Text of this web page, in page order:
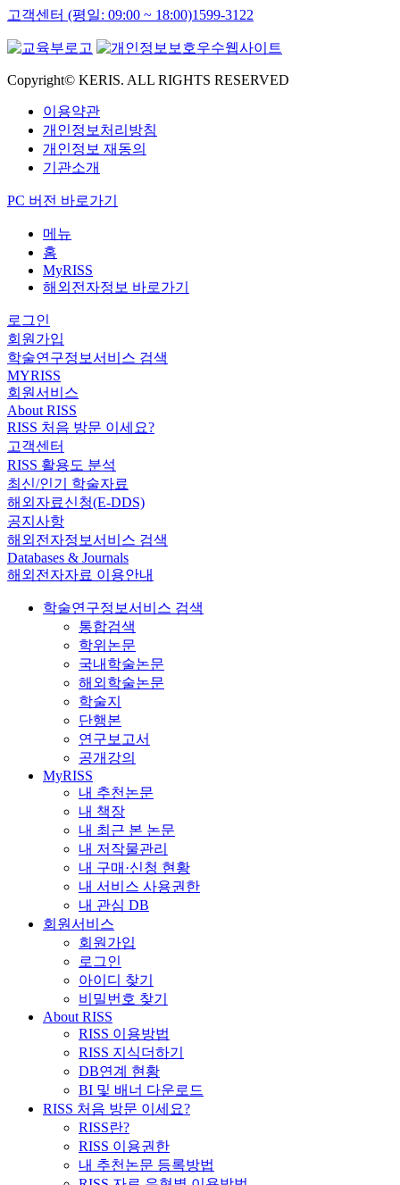
고객센터 (평일: 09:00 ~ 18:00)1599-3122
Copyright© KERIS. ALL RIGHTS RESERVED
이용약관
개인정보처리방침
개인정보 재동의
기관소개
PC 버전 바로가기
메뉴
홈
MyRISS
해외전자정보 바로가기
로그인
회원가입
학술연구정보서비스 검색
MYRISS
회원서비스
About RISS
RISS 처음 방문 이세요?
고객센터
RISS 활용도 분석
최신/인기 학술자료
해외자료신청(E-DDS)
공지사항
해외전자정보서비스 검색
Databases & Journals
해외전자자료 이용안내
학술연구정보서비스 검색
통합검색
학위논문
국내학술논문
해외학술논문
학술지
단행본
연구보고서
공개강의
MyRISS
내 추천논문
내 책장
내 최근 본 논문
내 저작물관리
내 구매·신청 현황
내 서비스 사용권한
내 관심 DB
회원서비스
회원가입
로그인
아이디 찾기
비밀번호 찾기
About RISS
RISS 이용방법
RISS 지식더하기
DB연계 현황
BI 및 배너 다운로드
RISS 처음 방문 이세요?
RISS란?
RISS 이용권한
내 추천논문 등록방법